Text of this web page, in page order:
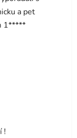
a pet
1*****
!